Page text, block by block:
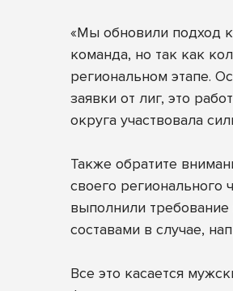
«Мы обновили подход
команда, но так как
региональном этапе.
заявки от лиг, это
округа участвовала
Также обратите
своего регионального
выполнили
составами в случае,
Все это касается